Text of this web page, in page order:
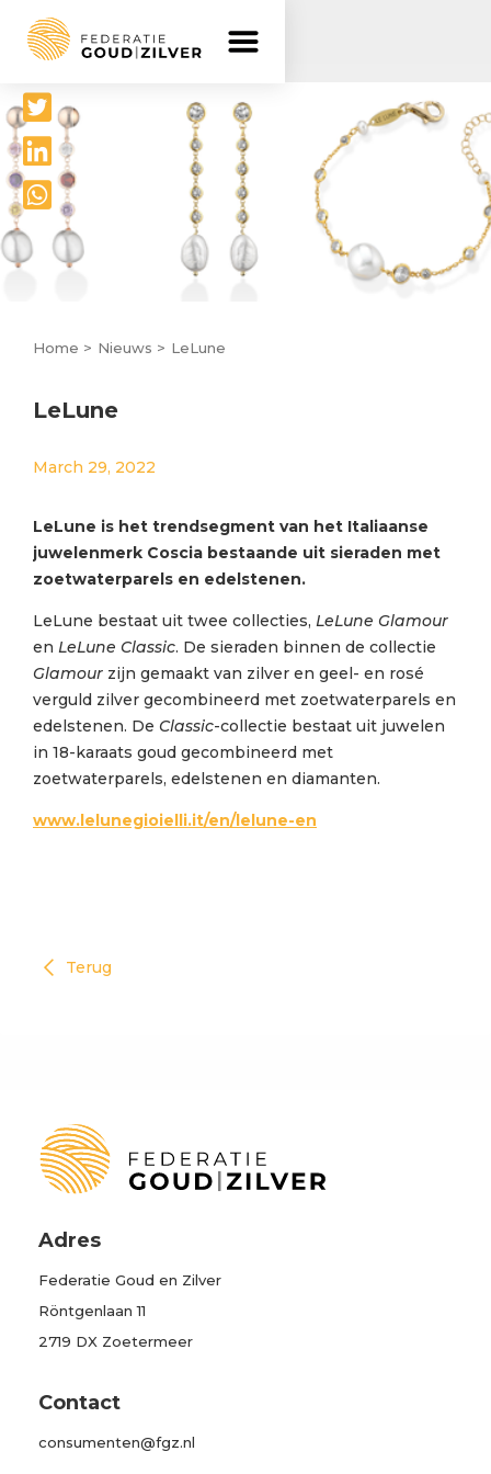
Delen




Home > Nieuws > LeLune
LeLune
March 29, 2022
LeLune is het trendsegment van het Italiaanse
juwelenmerk Coscia bestaande uit sieraden met
zoetwaterparels en edelstenen.
LeLune bestaat uit twee collecties, LeLune Glamour
en LeLune Classic. De sieraden binnen de collectie
Glamour zijn gemaakt van zilver en geel- en rosé
verguld zilver gecombineerd met zoetwaterparels en
edelstenen. De Classic-collectie bestaat uit juwelen
in 18-karaats goud gecombineerd met
zoetwaterparels, edelstenen en diamanten.
www.lelunegioielli.it/en/lelune-en
Terug
Adres
Federatie Goud en Zilver
Röntgenlaan 11
2719 DX Zoetermeer
Contact
consumenten@fgz.nl